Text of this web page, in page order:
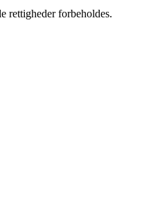
forbeholdes.